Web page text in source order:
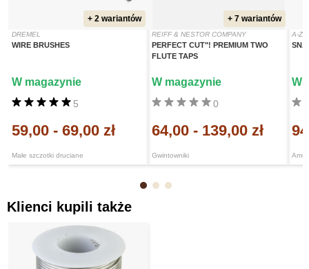
+ 2 wariantów
DREMEL
WIRE BRUSHES
Małe szczotki druciane
5
W magazynie
59,00 - 69,00 zł
+ 7 wariantów
REIFF & NESTOR COMPANY
PERFECT CUT"! PREMIUM TWO
FLUTE TAPS
Gwintowniki
0
W magazynie
64,00 - 139,00 zł
A-
W
Klienci kupili także